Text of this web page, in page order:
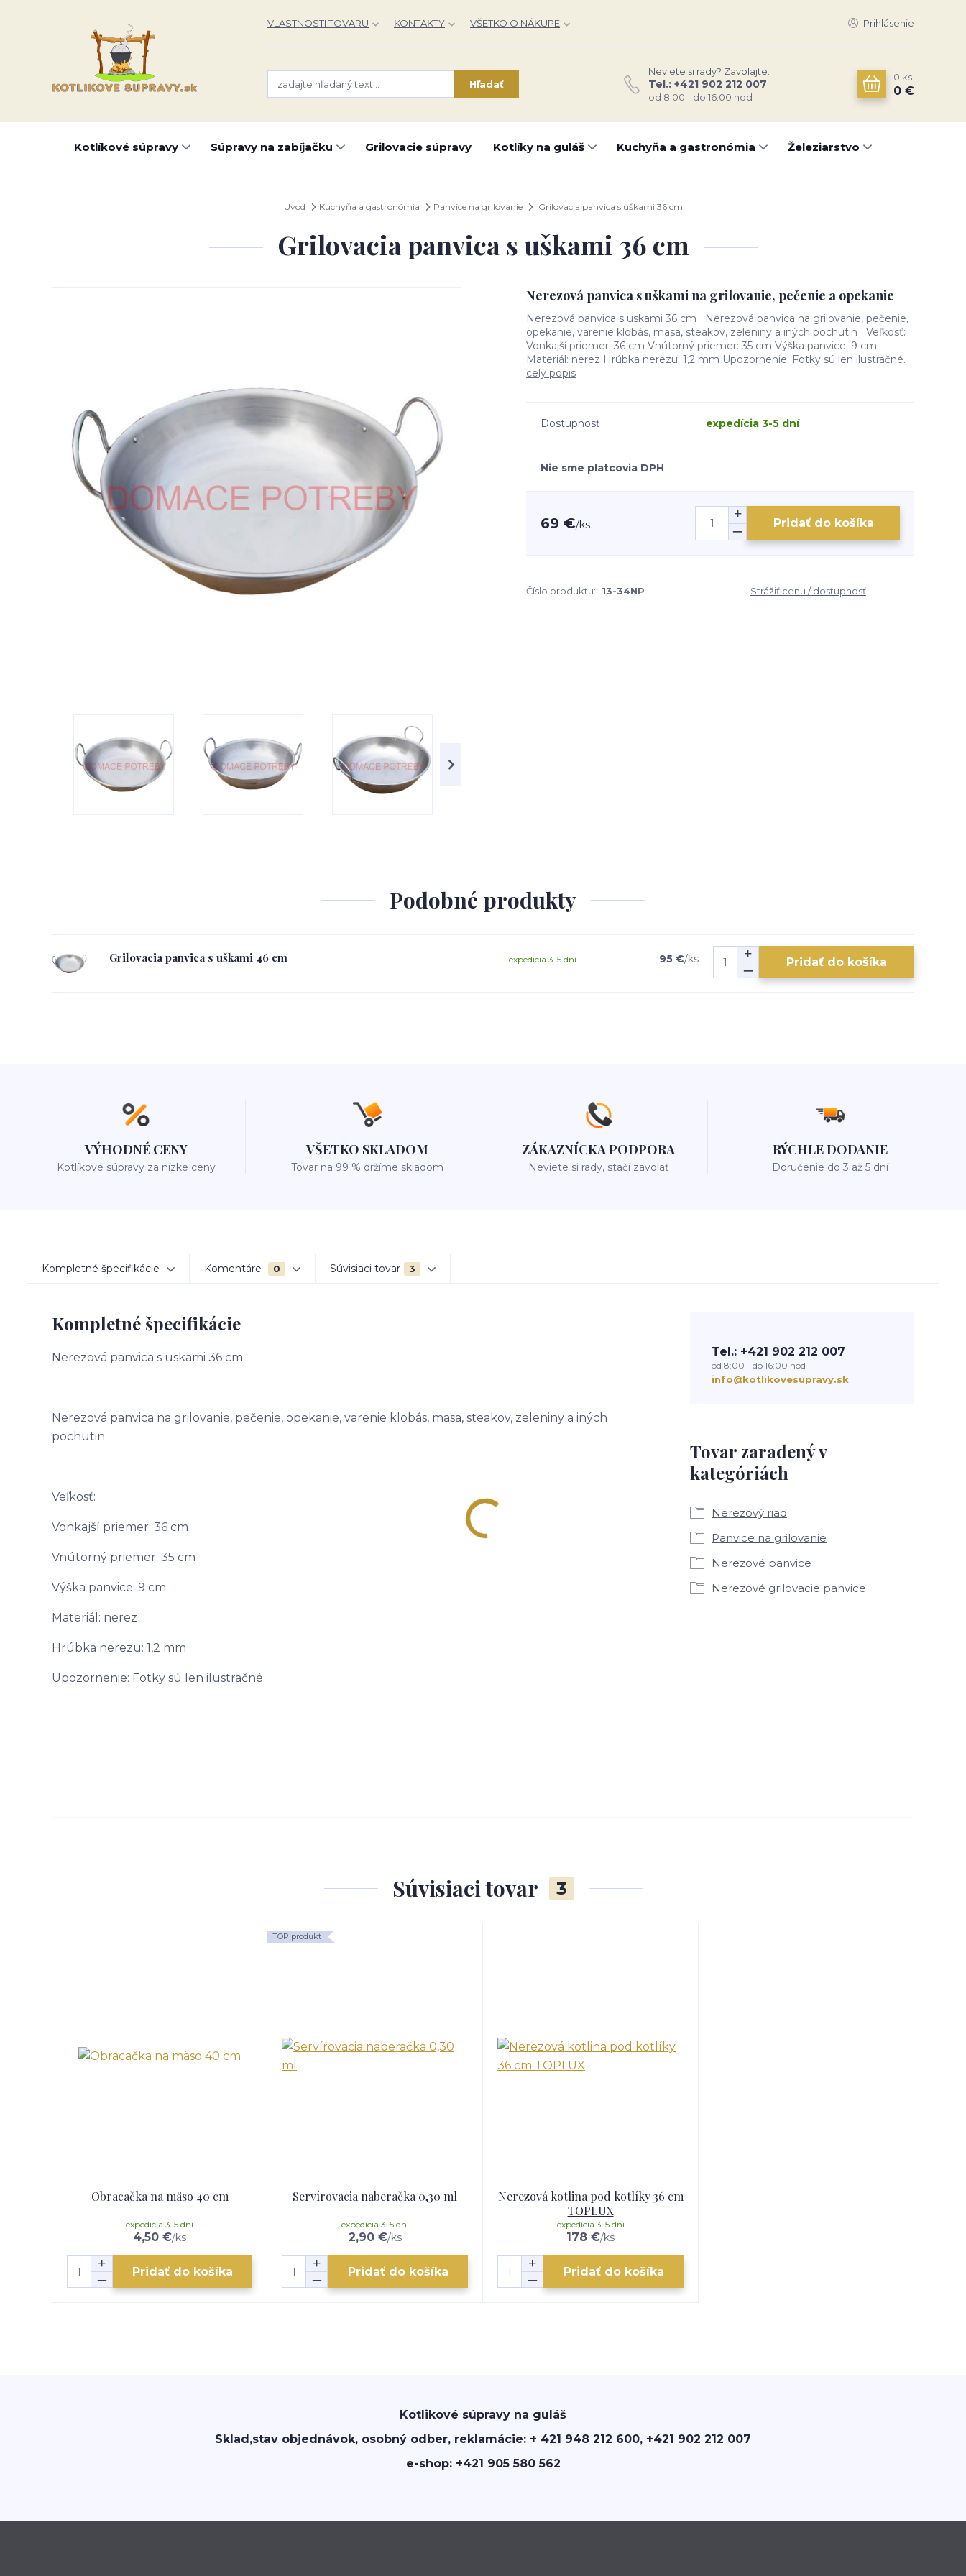
VLASTNOSTI TOVARU KONTAKTY VŠETKO O NÁKUPE Prihlásenie
Hľadať
Neviete si rady? Zavolajte.
Tel.: +421 902 212 007
od 8:00 - do 16:00 hod
0 ks
0 €
Kotlíkové súpravy Súpravy na zabíjačku Grilovacie súpravy Kotlíky na guláš Kuchyňa a gastronómia Železiarstvo
Úvod Kuchyňa a gastronómia Panvice na grilovanie Grilovacia panvica s uškami 36 cm
Grilovacia panvica s uškami 36 cm
Nerezová panvica s uškami na grilovanie, pečenie a opekanie
Nerezová panvica s uskami 36 cm Nerezová panvica na grilovanie, pečenie,
opekanie, varenie klobás, mäsa, steakov, zeleniny a iných pochutin Veľkosť:
Vonkajší priemer: 36 cm Vnútorný priemer: 35 cm Výška panvice: 9 cm
Materiál: nerez Hrúbka nerezu: 1,2 mm Upozornenie: Fotky sú len ilustračné.
celý popis
Dostupnosť expedícia 3-5 dní
Nie sme platcovia DPH
69 €/ks Pridať do košíka
Číslo produktu: 13-34NP Strážiť cenu / dostupnosť
Podobné produkty
Grilovacia panvica s uškami 46 cm 95 €/ks
expedícia 3-5 dní Pridať do košíka
VÝHODNÉ CENY
Kotlíkové súpravy za nízke ceny
VŠETKO SKLADOM
Tovar na 99 % držíme skladom
ZÁKAZNÍCKA PODPORA
Neviete si rady, stačí zavolať
RÝCHLE DODANIE
Doručenie do 3 až 5 dní
Kompletné špecifikácie Komentáre 0 Súvisiaci tovar 3
Kompletné špecifikácie
Nerezová panvica s uskami 36 cm
Nerezová panvica na grilovanie, pečenie, opekanie, varenie klobás, mäsa, steakov, zeleniny a iných
pochutin
Veľkosť:
Vonkajší priemer: 36 cm
Vnútorný priemer: 35 cm
Výška panvice: 9 cm
Materiál: nerez
Hrúbka nerezu: 1,2 mm
Upozornenie: Fotky sú len ilustračné.
Tovar zaradený v
kategóriách
Nerezový riad
Panvice na grilovanie
Nerezové panvice
Nerezové grilovacie panvice
Tel.: +421 902 212 007
od 8:00 - do 16:00 hod
info@kotlikovesupravy.sk
Súvisiaci tovar 3
Obracačka na mäso 40 cm
4,50 €/ks
expedícia 3-5 dní
Pridať do košíka
TOP produkt
Servírovacia naberačka 0,30 ml
2,90 €/ks
expedícia 3-5 dní
Pridať do košíka
Nerezová kotlina pod kotlíky 36 cm
TOPLUX
178 €/ks
expedícia 3-5 dní
Pridať do košíka
Kotlikové súpravy na guláš
Sklad,stav objednávok, osobný odber, reklamácie: + 421 948 212 600, +421 902 212 007
e-shop: +421 905 580 562